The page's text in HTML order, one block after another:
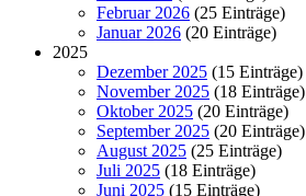
Februar 2026 (25 Einträge)
Januar 2026 (20 Einträge)
2025
Dezember 2025 (15 Einträge)
November 2025 (18 Einträge)
Oktober 2025 (20 Einträge)
September 2025 (20 Einträge)
August 2025 (25 Einträge)
Juli 2025 (18 Einträge)
Juni 2025 (15 Einträge)